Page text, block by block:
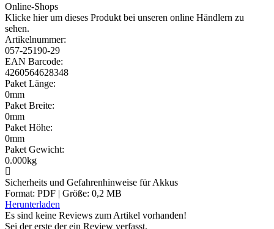
Online-Shops
Klicke hier um dieses Produkt bei unseren online Händlern zu
sehen.
Artikelnummer:
057-25190-29
EAN Barcode:
4260564628348
Paket Länge:
0mm
Paket Breite:
0mm
Paket Höhe:
0mm
Paket Gewicht:
0.000kg
Sicherheits und Gefahrenhinweise für Akkus
Format: PDF | Größe: 0,2 MB
Herunterladen
Es sind keine Reviews zum Artikel vorhanden!
Sei der erste der ein Review verfasst.